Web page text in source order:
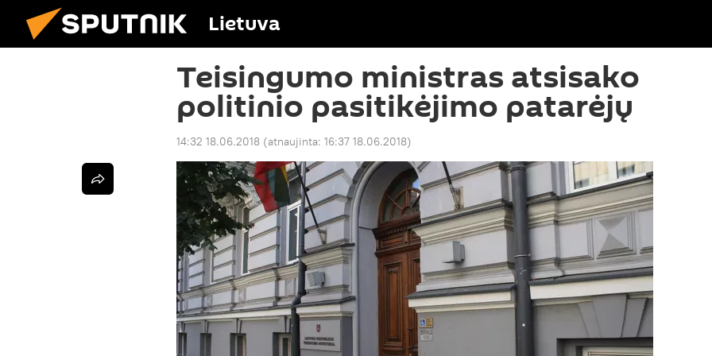
Lietuva
Teisingumo ministras atsisako
politinio pasitikėjimo patarėjų
14:32 18.06.2018 (atnaujinta: 16:37 18.06.2018)